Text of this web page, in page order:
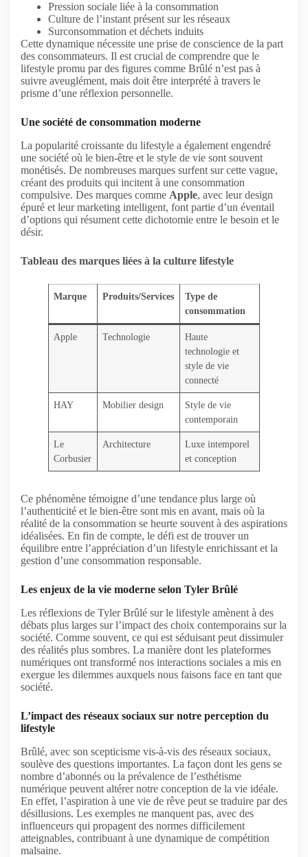
Pression sociale liée à la consommation
Culture de l’instant présent sur les réseaux
Surconsommation et déchets induits
Cette dynamique nécessite une prise de conscience de la part
des consommateurs. Il est crucial de comprendre que le
lifestyle promu par des figures comme Brûlé n’est pas à
suivre aveuglément, mais doit être interprété à travers le
prisme d’une réflexion personnelle.
Une société de consommation moderne
La popularité croissante du lifestyle a également engendré
une société où le bien-être et le style de vie sont souvent
monétisés. De nombreuses marques surfent sur cette vague,
créant des produits qui incitent à une consommation
compulsive. Des marques comme Apple, avec leur design
épuré et leur marketing intelligent, font partie d’un éventail
d’options qui résument cette dichotomie entre le besoin et le
désir.
Tableau des marques liées à la culture lifestyle
Marque Produits/Services
Type de
consommation
Apple Technologie
Haute
technologie et
style de vie
connecté
HAY Mobilier design
Style de vie
contemporain
Le
Corbusier
Architecture
Luxe intemporel
et conception
Ce phénomène témoigne d’une tendance plus large où
l’authenticité et le bien-être sont mis en avant, mais où la
réalité de la consommation se heurte souvent à des aspirations
idéalisées. En fin de compte, le défi est de trouver un
équilibre entre l’appréciation d’un lifestyle enrichissant et la
gestion d’une consommation responsable.
Les enjeux de la vie moderne selon Tyler Brûlé
Les réflexions de Tyler Brûlé sur le lifestyle amènent à des
débats plus larges sur l’impact des choix contemporains sur la
société. Comme souvent, ce qui est séduisant peut dissimuler
des réalités plus sombres. La manière dont les plateformes
numériques ont transformé nos interactions sociales a mis en
exergue les dilemmes auxquels nous faisons face en tant que
société.
L’impact des réseaux sociaux sur notre perception du
lifestyle
Brûlé, avec son scepticisme vis-à-vis des réseaux sociaux,
soulève des questions importantes. La façon dont les gens se
nombre d’abonnés ou la prévalence de l’esthétisme
numérique peuvent altérer notre conception de la vie idéale.
En effet, l’aspiration à une vie de rêve peut se traduire par des
désillusions. Les exemples ne manquent pas, avec des
influenceurs qui propagent des normes difficilement
atteignables, contribuant à une dynamique de compétition
malsaine.